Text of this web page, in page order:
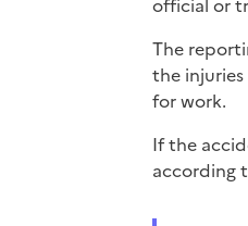
official or
The
the
for work.
If the
according